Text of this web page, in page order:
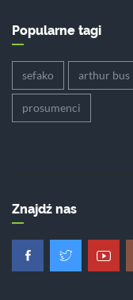
Popularne tagi
sefako arthur bus
prosumenci
Znajdź nas